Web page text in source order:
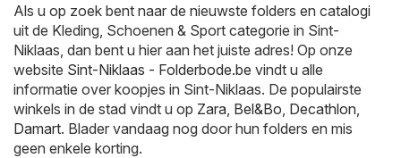
Als u op zoek bent naar de nieuwste folders en catalogi
uit de Kleding, Schoenen & Sport categorie in Sint-
Niklaas, dan bent u hier aan het juiste adres! Op onze
website Sint-Niklaas - Folderbode.be vindt u alle
informatie over koopjes in Sint-Niklaas. De populairste
winkels in de stad vindt u op Zara Bel&Bo Decathlon
Damart. Blader vandaag nog door hun folders en mis
geen enkele korting.